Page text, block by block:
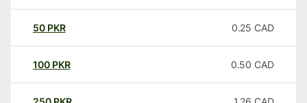
50 PKR 0.25 CAD
100 PKR 0.50 CAD